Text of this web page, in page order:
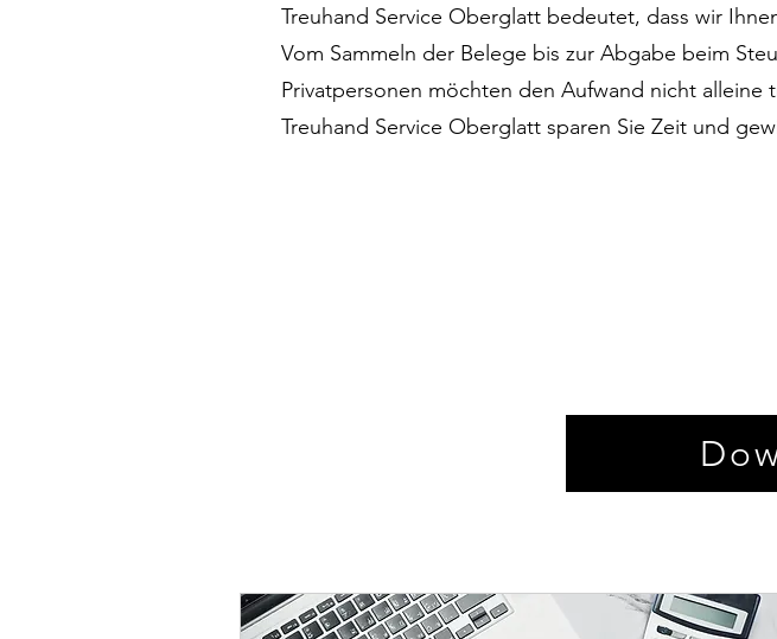
Treuhand Service Oberglatt bedeutet, dass wir
Vom Sammeln der Belege bis zur Abgabe beim
Privatpersonen möchten den Aufwand nicht
Treuhand Service Oberglatt sparen Sie Zeit und